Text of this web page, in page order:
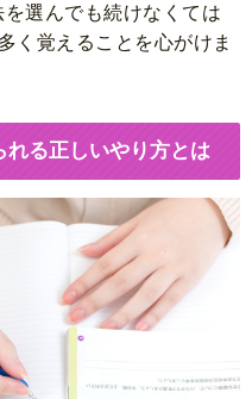
選んでも続けなくては
く覚えることを心がけま
れる正しいやり方とは